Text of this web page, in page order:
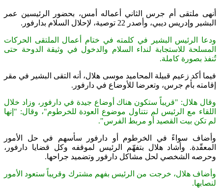
أنهى ملتقى أم جرس الثاني أعماله أمس، بحضور الرئيسين عمر
البشير وإدريس ديبي، وأصدر 22 توصية، لإحلال السلام بدارفور.
ودعا الرئيس البشير في كلمته في ختام أعمال الملتقى الحركات
المسلحة للاستجابة لنداء السلام والدخول في وثيقة الدوحة حتى
تُنفذ بصورة كاملة.
فيما أكد زعيم قبيلة المحاميد موسى هلال، أنه التقى البشير في مقر
إقامته بأم جرس، وتعرضا للأوضاع في دارفور.
وقال هلال: "قريباً ستكون هناك أوضاع جيدة في دارفور، وزاد خلال
اللقاء مع الرئيس لم نتناول موضوع العودة للخرطوم"، وقال: "إنها
لم تكن بيت القصيد أو مربط الفرس".
وأضاف سواءً في الخرطوم أو دارفور سأسهم في حل الأمور
المعقّدة. وأشاد هلال بتفهّم الرئيس لموقفه وكل قضايا دارفور،
وحرصه الشخصي لحل مشاكل دارفور وتضميد جراحها.
وأضاف هلال، خرجت من الرئيس بفهم مشترك وقريباً ستعود الأمور
لنصابها.